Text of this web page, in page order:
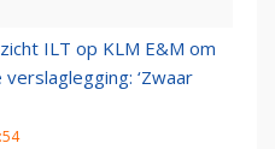
ILT op KLM E&M om
‘Zwaar